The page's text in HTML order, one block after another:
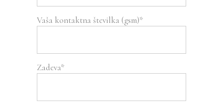
Vaša kontaktna številka (gsm)*
Zadeva*